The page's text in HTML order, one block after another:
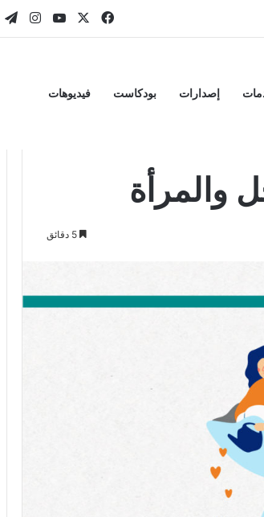
فيسبوك ‫YouTube
إصدارات بودكاست فيديوهات
والمرأة